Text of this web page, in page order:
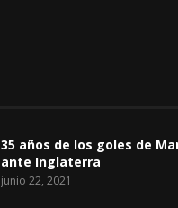
35 años de los goles de
ante Inglaterra
junio 22, 2021